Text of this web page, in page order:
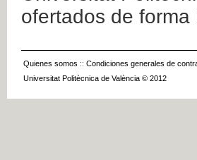
ofertados de forma
Quienes somos :: Condiciones generales de
Universitat Politècnica de València © 2012